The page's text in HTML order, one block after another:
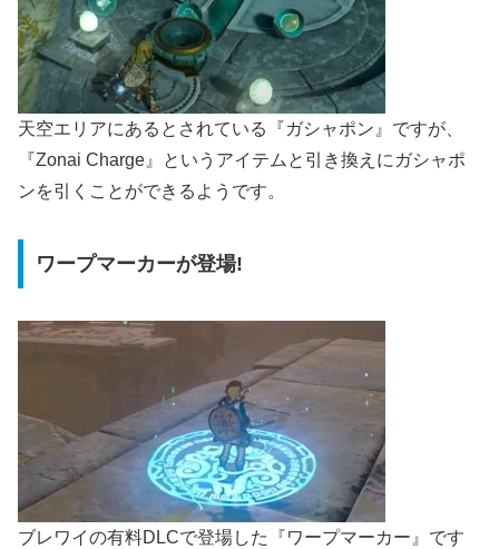
天空エリアにあるとされている『ガシャポン』ですが、
『Zonai Charge』というアイテムと引き換えにガシャポ
ンを引くことができるようです。
ワープマーカーが登場!
ブレワイの有料DLCで登場した『ワープマーカー』です